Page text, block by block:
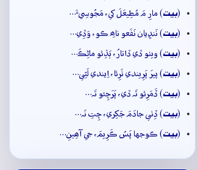
(بيت) مارِ مَ مُطِيعَلَ کي، مَجُوسِيءَ…
(بيت) نَنڍِيان نَفَعو ناھِ ڪو، وَڏِي…
(بيت) ويٺو ڏي ڏاتارُ، ٻَڌِئو ماڻِڪَ…
(بيت) پيرَ پَرِيندي ٺَرِئا، اِيندي لَٿِي…
(بيت) ڏَمَرِئو تَہ ڏي، پَرَچِئو تَہ…
(بيت) ڏِٺي جادَمَ جَکِري، چِتِ نَہ…
(بيت) ڪوجها پَسُ ڪَرِيمَ، جي آھِينِ…